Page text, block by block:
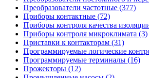
Преобразователи частотные (377)
Приборы контактные (72)
Приборы контроля качества
Приборы контроля микроклимата (3)
Приставки к контакторам (31)
Программируемые логические
Программируемые терминалы (16)
Прожекторы (12)